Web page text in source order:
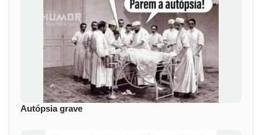
Autópsia grave